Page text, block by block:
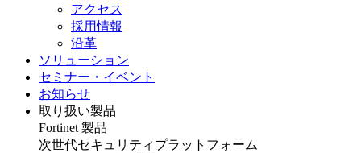
アクセス
採用情報
沿革
ソリューション
セミナー・イベント
お知らせ
取り扱い製品
Fortinet 製品
次世代セキュリティプラットフォーム